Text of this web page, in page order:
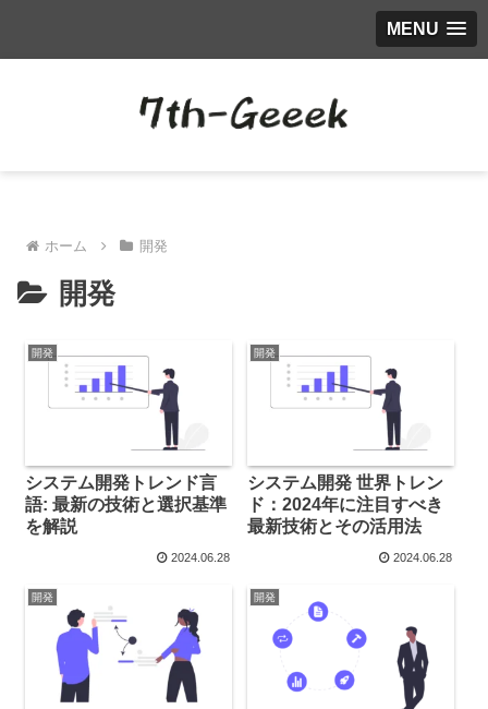
MENU
ホーム 開発
開発
開発
システム開発トレンド言
語: 最新の技術と選択基準
を解説
2024.06.28
開発
システム開発 世界トレン
ド：2024年に注目すべき
最新技術とその活用法
2024.06.28
開発 開発